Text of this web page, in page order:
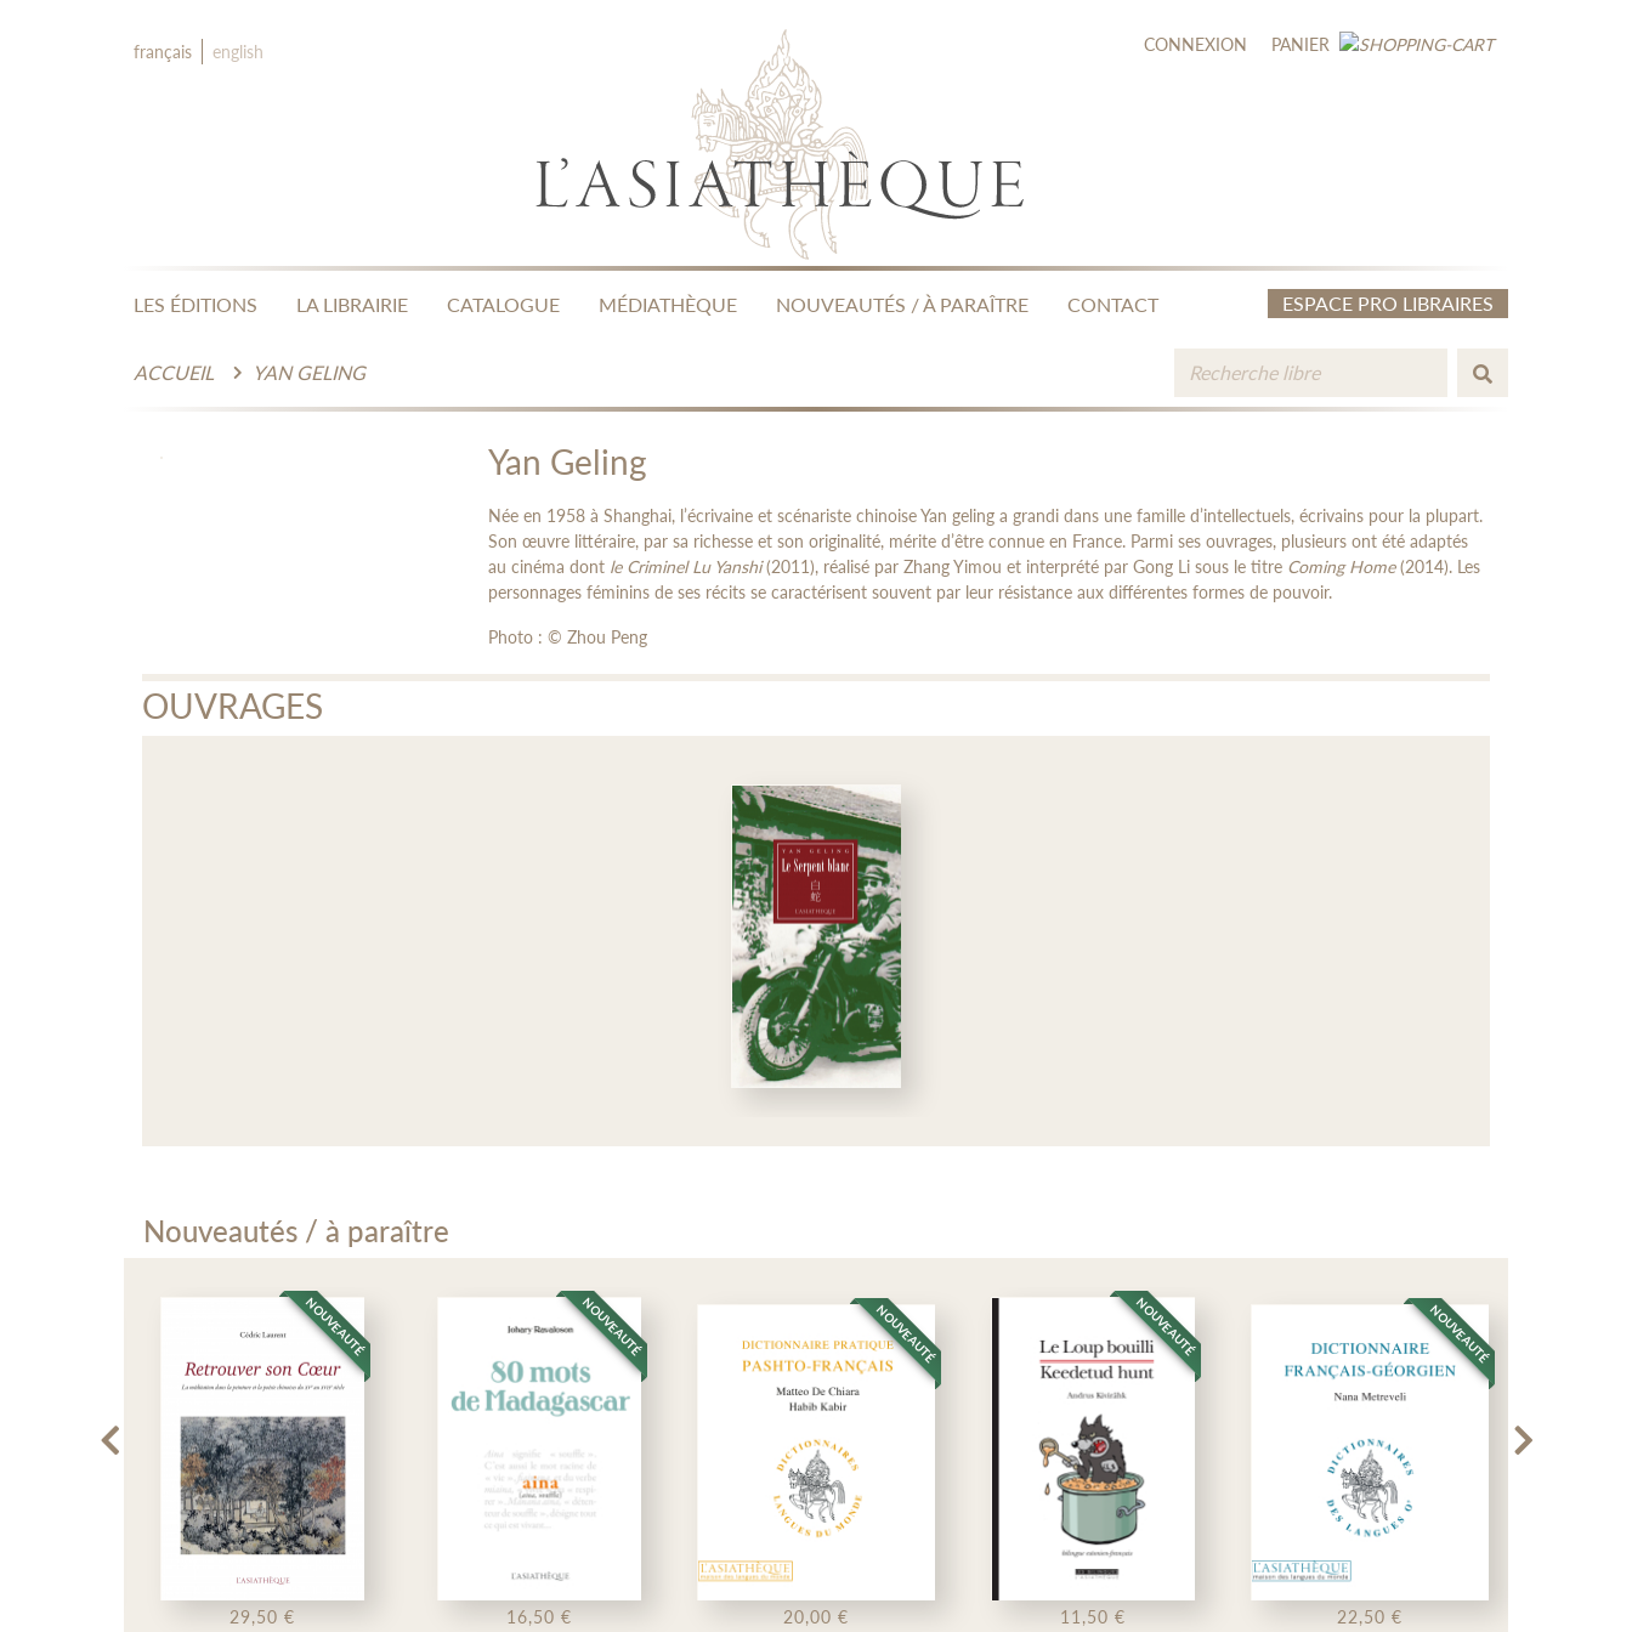
français english CONNEXION PANIER
LES ÉDITIONS LA LIBRAIRIE CATALOGUE MÉDIATHÈQUE NOUVEAUTÉS / À PARAÎTRE CONTACT ESPACE PRO LIBRAIRES
ACCUEIL YAN GELING
Yan Geling
Née en 1958 à Shanghai, l’écrivaine et scénariste chinoise Yan geling a grandi dans une famille d’intellectuels, écrivains pour la plupart.
Son œuvre littéraire, par sa richesse et son originalité, mérite d’être connue en France. Parmi ses ouvrages, plusieurs ont été adaptés
au cinéma dont le Criminel Lu Yanshi(2011), réalisé par Zhang Yimou et interprété par Gong Li sous le titre Coming Home(2014). Les
personnages féminins de ses récits se caractérisent souvent par leur résistance aux différentes formes de pouvoir.
Photo : © Zhou Peng
OUVRAGES
Nouveautés / à paraître
NOUVEAUTÉ NOUVEAUTÉ NOUVEAUTÉ NOUVEAUTÉ NOUVEAUTÉ